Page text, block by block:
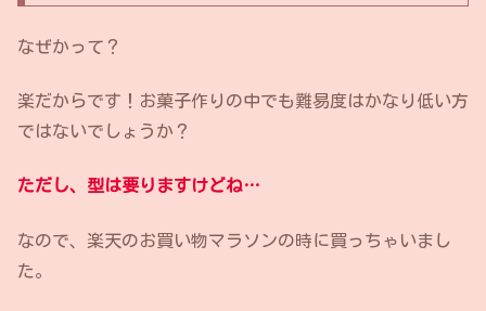
なぜかって？
楽だからです！お菓子作りの中でも難易度はかなり低い方
ではないでしょうか？
ただし、型は要りますけどね…
なので、楽天のお買い物マラソンの時に買っちゃいまし
た。